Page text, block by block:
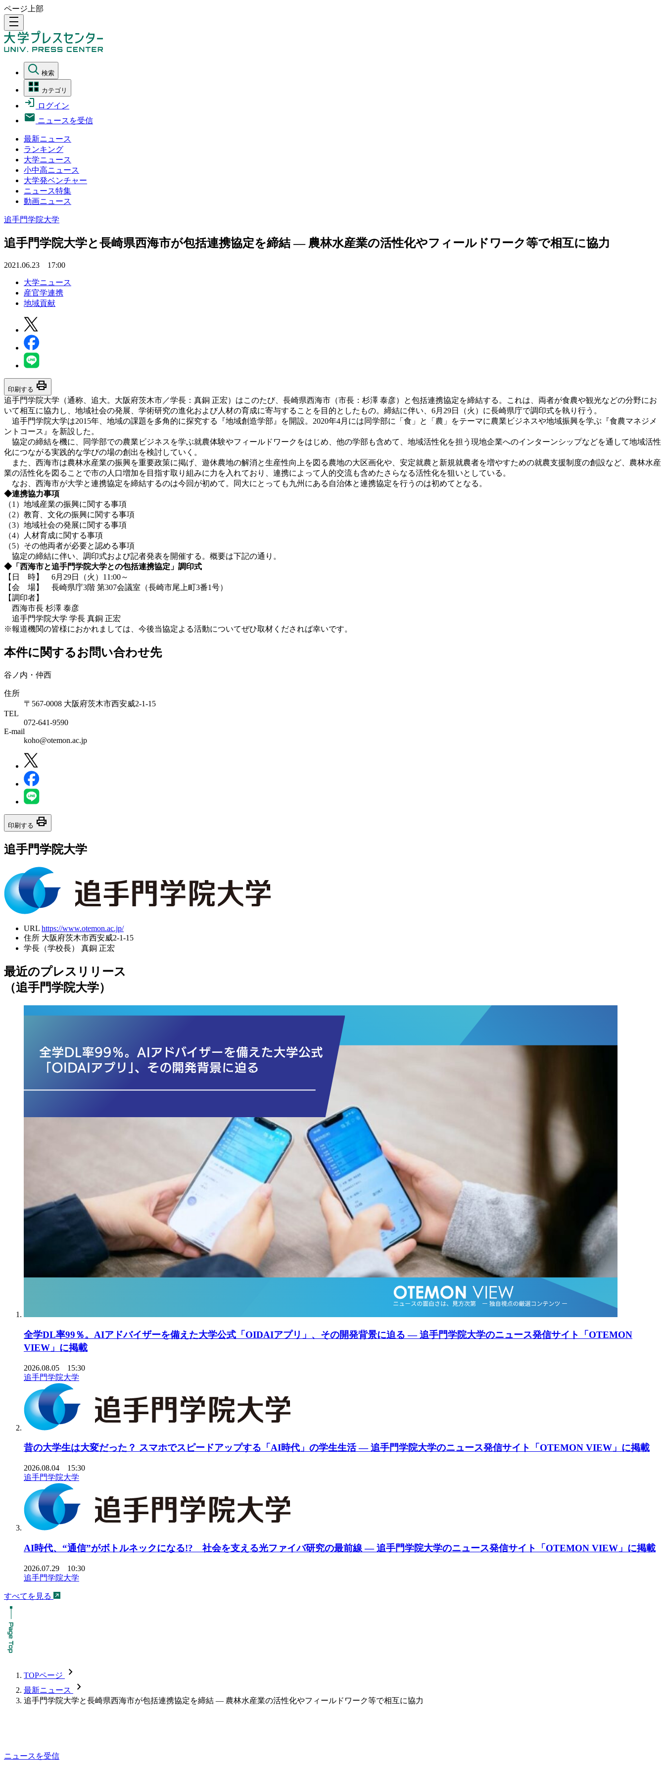
ページ上部
density_medium
検索
カテゴリ
ログイン
ニュースを受信
最新ニュース
ランキング
大学ニュース
小中高ニュース
大学発ベンチャー
ニュース特集
動画ニュース
追手門学院大学
追手門学院大学と長崎県西海市が包括連携協定を締結 — 農林水産業の活性化やフィールドワーク等で相互に協力
2021.06.23 17:00
大学ニュース
産官学連携
地域貢献
印刷する print
追手門学院大学（通称、追大。大阪府茨木市／学長：真銅 正宏）はこのたび、長崎県西海市（市長：杉澤 泰彦）と包括連携協定を締結する。これは、両者が食農や観光などの分野にお
いて相互に協力し、地域社会の発展、学術研究の進化および人材の育成に寄与することを目的としたもの。締結に伴い、6月29日（火）に長崎県庁で調印式を執り行う。
追手門学院大学は2015年、地域の課題を多角的に探究する『地域創造学部』を開設。2020年4月には同学部に「食」と「農」をテーマに農業ビジネスや地域振興を学ぶ『食農マネジメ
ントコース』を新設した。
協定の締結を機に、同学部での農業ビジネスを学ぶ就農体験やフィールドワークをはじめ、他の学部も含めて、地域活性化を担う現地企業へのインターンシップなどを通して地域活性
化につながる実践的な学びの場の創出を検討していく。
また、西海市は農林水産業の振興を重要政策に掲げ、遊休農地の解消と生産性向上を図る農地の大区画化や、安定就農と新規就農者を増やすための就農支援制度の創設など、農林水産
業の活性化を図ることで市の人口増加を目指す取り組みに力を入れており、連携によって人的交流も含めたさらなる活性化を狙いとしている。
なお、西海市が大学と連携協定を締結するのは今回が初めて。同大にとっても九州にある自治体と連携協定を行うのは初めてとなる。
◆連携協力事項
（1）地域産業の振興に関する事項
（2）教育、文化の振興に関する事項
（3）地域社会の発展に関する事項
（4）人材育成に関する事項
（5）その他両者が必要と認める事項
協定の締結に伴い、調印式および記者発表を開催する。概要は下記の通り。
◆「西海市と追手門学院大学との包括連携協定」調印式
【日 時】 6月29日（火）11:00～
【会 場】 長崎県庁3階 第307会議室（長崎市尾上町3番1号）
【調印者】
西海市長 杉澤 泰彦
追手門学院大学 学長 真銅 正宏
※報道機関の皆様におかれましては、今後当協定よる活動についてぜひ取材くだされば幸いです。
本件に関するお問い合わせ先
谷ノ内・仲西
住所
〒567-0008 大阪府茨木市西安威2-1-15
TEL
072-641-9590
E-mail
koho@otemon.ac.jp
印刷する print
追手門学院大学
URL https://www.otemon.ac.jp/
住所 大阪府茨木市西安威2-1-15
学長（学校長）
真銅 正宏
最近のプレスリリース
（追手門学院大学）
全学DL率99％。AIアドバイザーを備えた大学公式「OIDAIアプリ」、その開発背景に迫る ― 追手門学院大学のニュース発信サイト「OTEMON
VIEW」に掲載
2026.08.05 15:30
追手門学院大学
昔の大学生は大変だった？ スマホでスピードアップする「AI時代」の学生生活 ― 追手門学院大学のニュース発信サイト「OTEMON VIEW」に掲載
2026.08.04 15:30
追手門学院大学
AI時代、“通信”がボトルネックになる!? 社会を支える光ファイバ研究の最前線 ― 追手門学院大学のニュース発信サイト「OTEMON VIEW」に掲載
2026.07.29 10:30
追手門学院大学
すべてを見る
TOPページ chevron_forward
最新ニュース chevron_forward
追手門学院大学と長崎県西海市が包括連携協定を締結 — 農林水産業の活性化やフィールドワーク等で相互に協力
ニュースを受信